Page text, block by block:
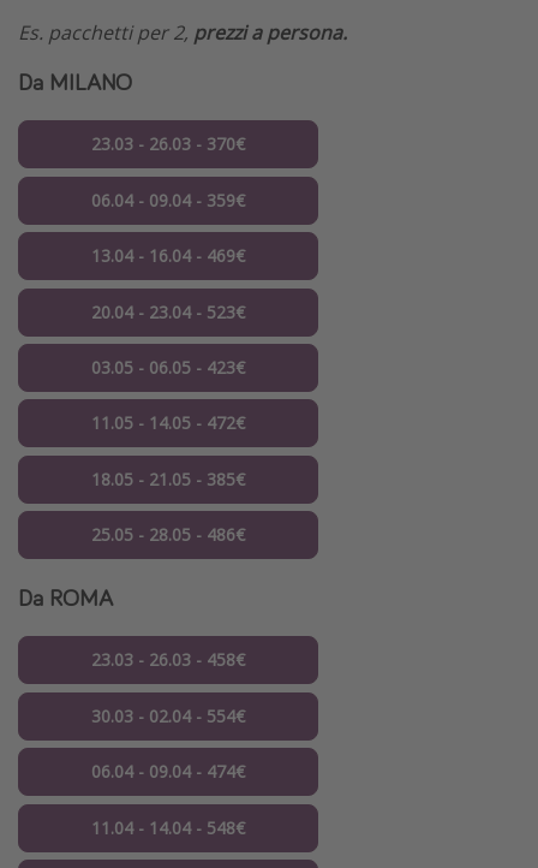
Es. pacchetti per 2, prezzi a persona.
Da MILANO
23.03 - 26.03 - 370€
06.04 - 09.04 - 359€
13.04 - 16.04 - 469€
20.04 - 23.04 - 523€
03.05 - 06.05 - 423€
11.05 - 14.05 - 472€
18.05 - 21.05 - 385€
25.05 - 28.05 - 486€
Da ROMA
23.03 - 26.03 - 458€
30.03 - 02.04 - 554€
06.04 - 09.04 - 474€
11.04 - 14.04 - 548€